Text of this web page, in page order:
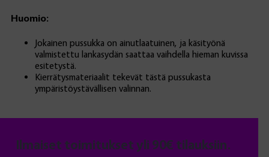
Huomio:
Jokainen pussukka on ainutlaatuinen, ja käsityönä
valmistettu lankasydän saattaa vaihdella hieman kuvissa
esitetystä.
Kierrätysmateriaalit tekevät tästä pussukasta
ympäristöystävällisen valinnan.
Ilmaiset toimitukset yli 90€ tilauksiin.